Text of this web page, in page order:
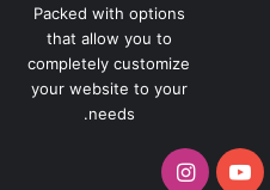
Packed with options
that allow you to
completely customize
your website to your
needs.
‫YouTubeانستقرام